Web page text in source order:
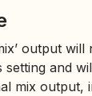
output
setting and
mix output,